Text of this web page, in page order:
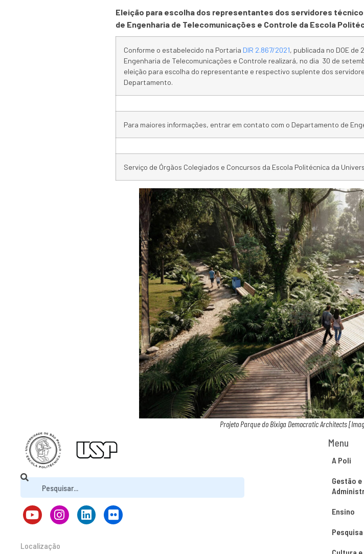
Eleição para escolha dos representantes dos servidores
de Engenharia de Telecomunicações e Controle da Escola
Conforme o estabelecido na Portaria DIR 2.867/2021, publicada no DOE de
Engenharia de Telecomunicações e Controle realizará, no dia 30 de
eleição para escolha do representante e respectivo suplente dos
Departamento.
Para maiores informações, entrar em contato com o Departamento de
Serviço de Órgãos Colegiados e Concursos da Escola Politécnica da
Projeto Parque do Bixiga Democratic Architects
Localização
Menu
A Poli
Gestão e
Ensino
Pesquisa